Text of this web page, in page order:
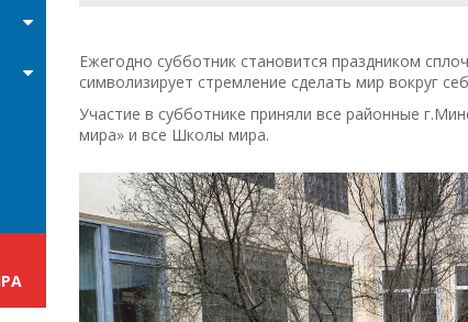
Ежегодно субботник становится праздником
символизирует стремление сделать мир вокруг
Участие в субботнике приняли все районные
мира» и все Школы мира.